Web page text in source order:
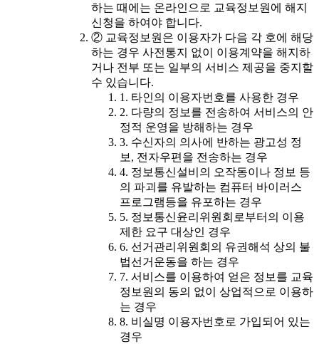
하는 때에는 온라인으로 교육정보원에 해지
신청을 하여야 합니다.
② 교육정보원은 이용자가 다음 각 호에 해당
하는 경우 사전통지 없이 이용계약을 해지하
거나 전부 또는 일부의 서비스 제공을 중지할
수 있습니다.
1. 타인의 이용자번호를 사용한 경우
2. 다량의 정보를 전송하여 서비스의 안
정적 운영을 방해하는 경우
3. 수신자의 의사에 반하는 광고성 정
보, 전자우편을 전송하는 경우
4. 정보통신설비의 오작동이나 정보 등
의 파괴를 유발하는 컴퓨터 바이러스
프로그램등을 유포하는 경우
5. 정보통신윤리위원회로부터의 이용
제한 요구 대상인 경우
6. 선거관리위원회의 유권해석 상의 불
법선거운동을 하는 경우
7. 서비스를 이용하여 얻은 정보를 교육
정보원의 동의 없이 상업적으로 이용하
는 경우
8. 비실명 이용자번호로 가입되어 있는
경우